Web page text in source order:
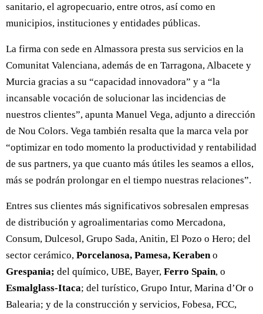
sanitario, el agropecuario, entre otros, así como en
municipios, instituciones y entidades públicas.
La firma con sede en Almassora presta sus servicios en la
Comunitat Valenciana, además de en Tarragona, Albacete y
Murcia gracias a su “capacidad innovadora” y a “la
incansable vocación de solucionar las incidencias de
nuestros clientes”, apunta Manuel Vega, adjunto a dirección
de Nou Colors. Vega también resalta que la marca vela por
“optimizar en todo momento la productividad y rentabilidad
de sus partners, ya que cuanto más útiles les seamos a ellos,
más se podrán prolongar en el tiempo nuestras relaciones”.
Entres sus clientes más significativos sobresalen empresas
de distribución y agroalimentarias como Mercadona,
Consum, Dulcesol, Grupo Sada, Anitin, El Pozo o Hero; del
sector cerámico, Porcelanosa, Pamesa, Keraben o
Grespania; del químico, UBE, Bayer, Ferro Spain, o
Esmalglass-Itaca; del turístico, Grupo Intur, Marina d’Or o
Balearia; y de la construcción y servicios, Fobesa, FCC,